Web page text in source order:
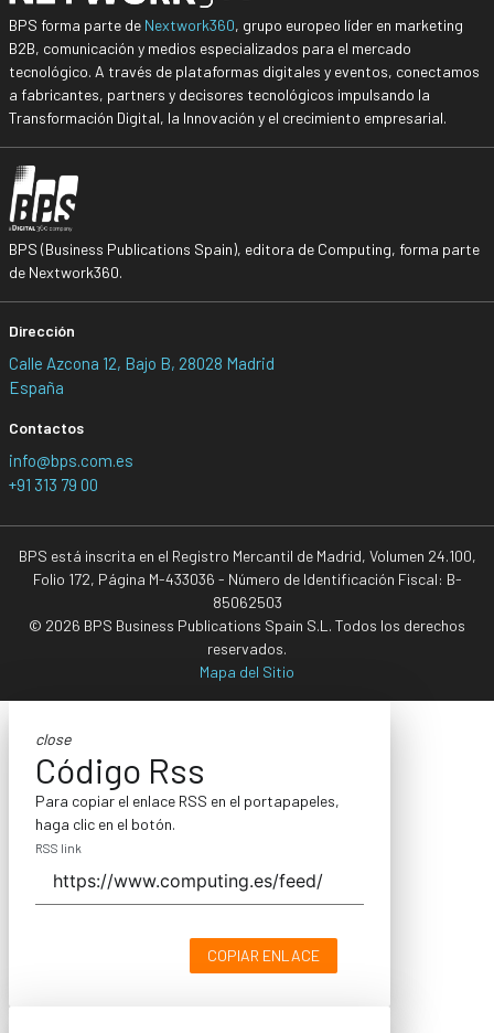
BPS forma parte de Nextwork360, grupo europeo líder en marketing
B2B, comunicación y medios especializados para el mercado
tecnológico. A través de plataformas digitales y eventos, conectamos
a fabricantes, partners y decisores tecnológicos impulsando la
Transformación Digital, la Innovación y el crecimiento empresarial.
BPS (Business Publications Spain), editora de Computing, forma parte
de Nextwork360.
Dirección
Calle Azcona 12, Bajo B, 28028 Madrid
España
Contactos
info@bps.com.es
+91 313 79 00
BPS está inscrita en el Registro Mercantil de Madrid, Volumen 24.100,
Folio 172, Página M-433036 - Número de Identificación Fiscal: B-
85062503
© 2026 BPS Business Publications Spain S.L. Todos los derechos
reservados.
Mapa del Sitio
close
Código Rss
Para copiar el enlace RSS en el portapapeles,
haga clic en el botón.
RSS link
COPIAR ENLACE